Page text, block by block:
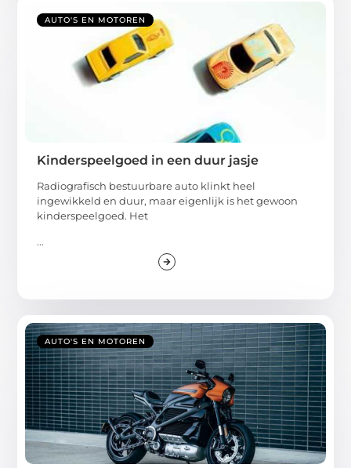
AUTO'S EN MOTOREN
Kinderspeelgoed in een duur jasje
Radiografisch bestuurbare auto klinkt heel
ingewikkeld en duur, maar eigenlijk is het gewoon
kinderspeelgoed. Het
...
AUTO'S EN MOTOREN